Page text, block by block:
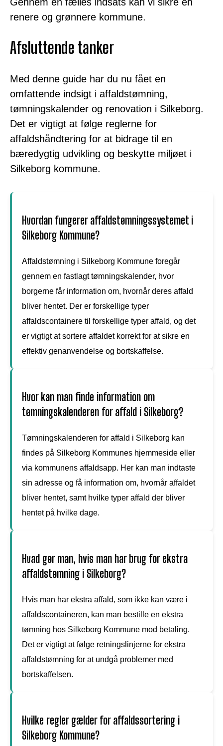
renere og grønnere kommune.
Afsluttende tanker
Med denne guide har du nu fået en
omfattende indsigt i affaldstømning,
tømningskalender og renovation i Silkeborg.
Det er vigtigt at følge reglerne for
affaldshåndtering for at bidrage til en
bæredygtig udvikling og beskytte miljøet i
Silkeborg kommune.
Hvordan fungerer affaldstømningssystemet i
Silkeborg Kommune?
Affaldstømning i Silkeborg Kommune foregår
gennem en fastlagt tømningskalender, hvor
borgerne får information om, hvornår deres affald
bliver hentet. Der er forskellige typer
affaldscontainere til forskellige typer affald, og det
er vigtigt at sortere affaldet korrekt for at sikre en
effektiv genanvendelse og bortskaffelse.
Hvor kan man finde information om
tømningskalenderen for affald i Silkeborg?
Tømningskalenderen for affald i Silkeborg kan
findes på Silkeborg Kommunes hjemmeside eller
via kommunens affaldsapp. Her kan man indtaste
sin adresse og få information om, hvornår affaldet
bliver hentet, samt hvilke typer affald der bliver
hentet på hvilke dage.
Hvad gør man, hvis man har brug for ekstra
affaldstømning i Silkeborg?
Hvis man har ekstra affald, som ikke kan være i
affaldscontaineren, kan man bestille en ekstra
tømning hos Silkeborg Kommune mod betaling.
Det er vigtigt at følge retningslinjerne for ekstra
affaldstømning for at undgå problemer med
bortskaffelsen.
Hvilke regler gælder for affaldssortering i
Silkeborg Kommune?